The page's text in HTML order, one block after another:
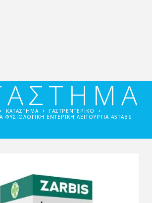
ΚΑΤΑΣΤΗΜΑ
ΓΑΣΤΡΕΝΤΕΡΙΚΌ
ΦΥΣΙΟΛΟΓΙΚΉ ΕΝΤΕΡΙΚΉ ΛΕΙΤΟΥΡΓΊΑ 45TABS